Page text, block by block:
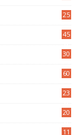
25
45
30
60
23
20
11